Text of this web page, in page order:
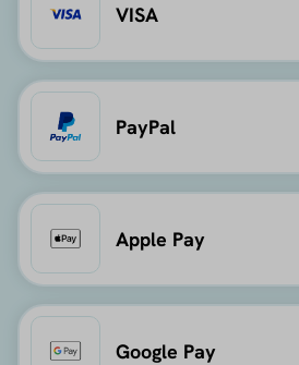
VISA
PayPal
Apple Pay
Google Pay